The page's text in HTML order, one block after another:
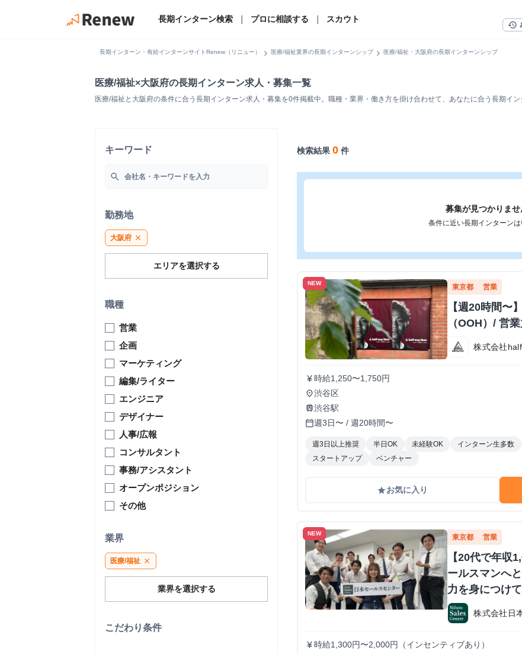
長期インターン検索 プロに相談する スカウト
history
長期インターン・有給インターンサイトRenew（リニュー） chevron_right 医療/福祉業界の長期インターンシップchevron_right 医療/福祉・大阪府の長期インターンシップ
医療/福祉×大阪府の長期インターン求人・募集一覧
医療/福祉と大阪府の条件に合う長期インターン求人・募集を0件掲載中。職種・業界・働き方を掛け合わせて、あなたに合う長期イン
キーワード
search
勤務地
大阪府 close
エリアを選択する
職種
営業
企画
マーケティング
編集/ライター
エンジニア
デザイナー
人事/広報
コンサルタント
事務/アシスタント
オープンポジション
その他
業界
医療/福祉 close
業界を選択する
こだわり条件
検索結果0 件
募集が見つかりませ
条件に近い長期インターンは
NEW 東京都 営業
【週20時間〜
（OOH）/ 営
株式会社
currency_yen時給1,250〜1,750円
place渋谷区
train渋谷駅
calendar_today週3日〜 / 週20時間〜
週3日以上推奨 半日OK 未経験OK インターン生多数
スタートアップ
ベンチャー
gradeお気に入り
NEW 東京都 営業
【20代で年収
ールスマンへ
力を身につけ
か？ ※当社直
#1.2年生可 -
期・有給イン
株式会社日
currency_yen時給1,300円〜2,000円（インセンティブあり）